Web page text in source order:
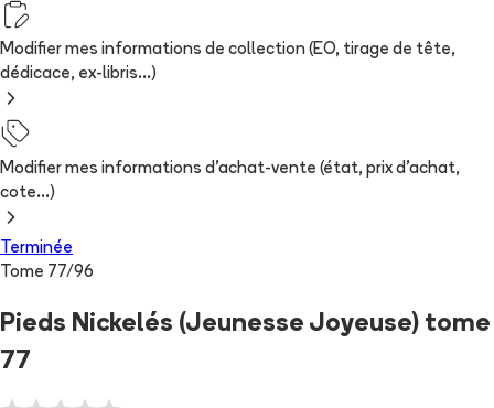
Modifier mes informations de collection (EO, tirage de tête,
dédicace, ex-libris...)
Modifier mes informations d'achat-vente (état, prix d'achat,
cote...)
Terminée
Tome 77/96
Pieds Nickelés (Jeunesse Joyeuse) tome
77